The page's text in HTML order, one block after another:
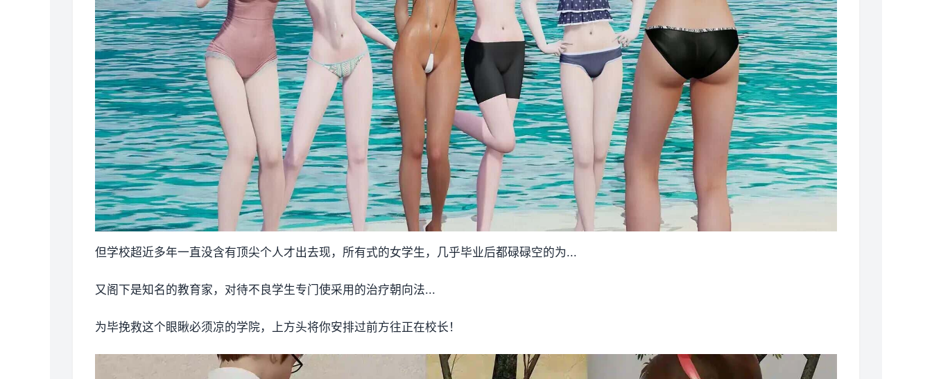
但学校超近多年一直没含有顶尖个人才出去现，所有式的女学生，几乎毕业后都碌碌空的为...
又阁下是知名的教育家，对待不良学生专门使采用的治疗朝向法...
为毕挽救这个眼瞅必须凉的学院，上方头将你安排过前方往正在校长！